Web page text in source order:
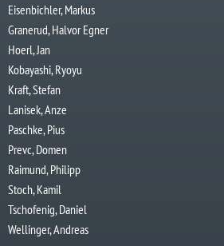
Eisenbichler, Markus
Granerud, Halvor Egner
Hoerl, Jan
Kobayashi, Ryoyu
Kraft, Stefan
Lanisek, Anze
Paschke, Pius
Prevc, Domen
Raimund, Philipp
Stoch, Kamil
Tschofenig, Daniel
Wellinger, Andreas